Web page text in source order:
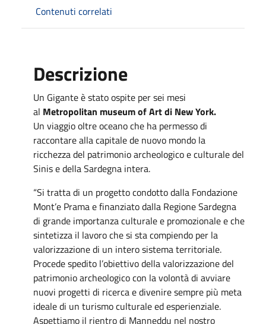
Contenuti correlati
Descrizione
Un Gigante è stato ospite per sei mesi
al Metropolitan museum of Art di New York.
Un viaggio oltre oceano che ha permesso di
raccontare alla capitale de nuovo mondo la
ricchezza del patrimonio archeologico e culturale del
Sinis e della Sardegna intera.
“Si tratta di un progetto condotto dalla Fondazione
Mont’e Prama e finanziato dalla Regione Sardegna
di grande importanza culturale e promozionale e che
sintetizza il lavoro che si sta compiendo per la
valorizzazione di un intero sistema territoriale.
Procede spedito l’obiettivo della valorizzazione del
patrimonio archeologico con la volontà di avviare
nuovi progetti di ricerca e divenire sempre più meta
ideale di un turismo culturale ed esperienziale.
Aspettiamo il rientro di Manneddu nel nostro